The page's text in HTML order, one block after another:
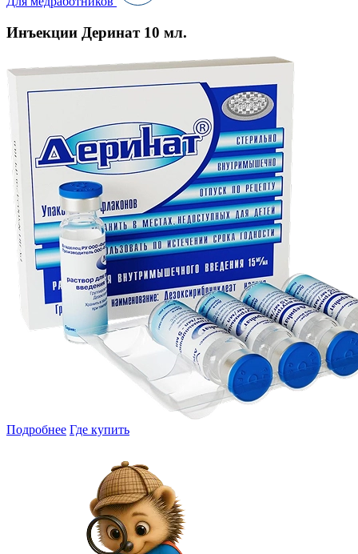
Инъекции Деринат 10 мл.
Подробнее Где купить